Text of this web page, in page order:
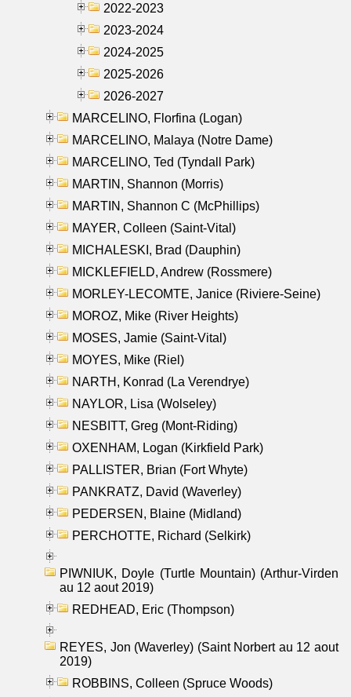
2022-2023
2023-2024
2024-2025
2025-2026
2026-2027
MARCELINO, Florfina (Logan)
MARCELINO, Malaya (Notre Dame)
MARCELINO, Ted (Tyndall Park)
MARTIN, Shannon (Morris)
MARTIN, Shannon C (McPhillips)
MAYER, Colleen (Saint-Vital)
MICHALESKI, Brad (Dauphin)
MICKLEFIELD, Andrew (Rossmere)
MORLEY-LECOMTE, Janice (Riviere-Seine)
MOROZ, Mike (River Heights)
MOSES, Jamie (Saint-Vital)
MOYES, Mike (Riel)
NARTH, Konrad (La Verendrye)
NAYLOR, Lisa (Wolseley)
NESBITT, Greg (Mont-Riding)
OXENHAM, Logan (Kirkfield Park)
PALLISTER, Brian (Fort Whyte)
PANKRATZ, David (Waverley)
PEDERSEN, Blaine (Midland)
PERCHOTTE, Richard (Selkirk)
PIWNIUK, Doyle (Turtle Mountain) (Arthur-Virden
au 12 aout 2019)
REDHEAD, Eric (Thompson)
REYES, Jon (Waverley) (Saint Norbert au 12 aout
2019)
ROBBINS, Colleen (Spruce Woods)